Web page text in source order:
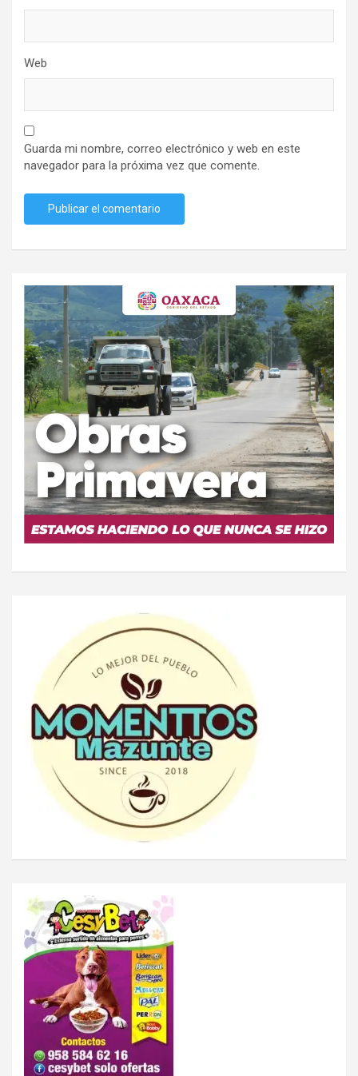
Web
Guarda mi nombre, correo electrónico y web en este
navegador para la próxima vez que comente.